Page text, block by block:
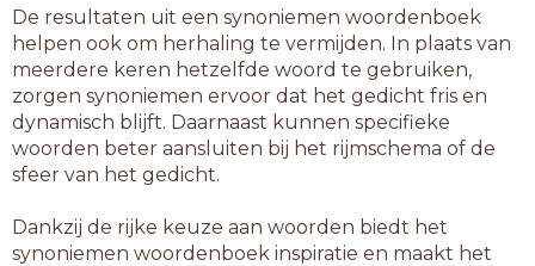
De resultaten uit een synoniemen woordenboek
helpen ook om herhaling te vermijden. In plaats van
meerdere keren hetzelfde woord te gebruiken,
zorgen synoniemen ervoor dat het gedicht fris en
dynamisch blijft. Daarnaast kunnen specifieke
woorden beter aansluiten bij het rijmschema of de
sfeer van het gedicht.
Dankzij de rijke keuze aan woorden biedt het
synoniemen woordenboek inspiratie en maakt het